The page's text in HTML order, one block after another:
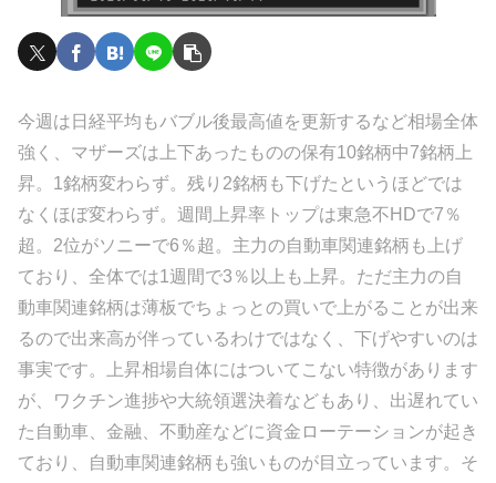
今週は日経平均もバブル後最高値を更新するなど相場全体
強く、マザーズは上下あったものの保有10銘柄中7銘柄上
昇。1銘柄変わらず。残り2銘柄も下げたというほどでは
なくほぼ変わらず。週間上昇率トップは東急不HDで7％
超。2位がソニーで6％超。主力の自動車関連銘柄も上げ
ており、全体では1週間で3％以上も上昇。ただ主力の自
動車関連銘柄は薄板でちょっとの買いで上がることが出来
るので出来高が伴っているわけではなく、下げやすいのは
事実です。上昇相場自体にはついてこない特徴があります
が、ワクチン進捗や大統領選決着などもあり、出遅れてい
た自動車、金融、不動産などに資金ローテーションが起き
ており、自動車関連銘柄も強いものが目立っています。そ